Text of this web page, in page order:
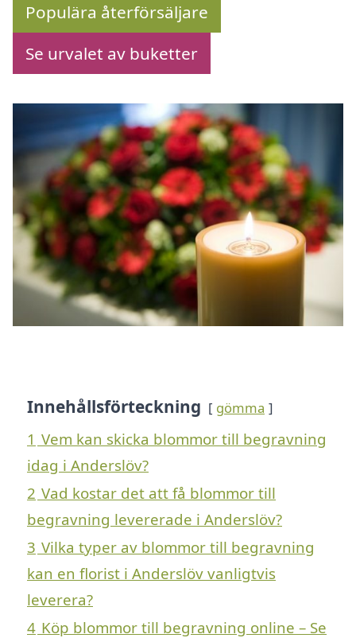
Populära återförsäljare
Se urvalet av buketter
Innehållsförteckning gömma
1 Vem kan skicka blommor till begravning
idag i Anderslöv?
2 Vad kostar det att få blommor till
begravning levererade i Anderslöv?
3 Vilka typer av blommor till begravning
kan en florist i Anderslöv vanligtvis
leverera?
4 Köp blommor till begravning online – Se